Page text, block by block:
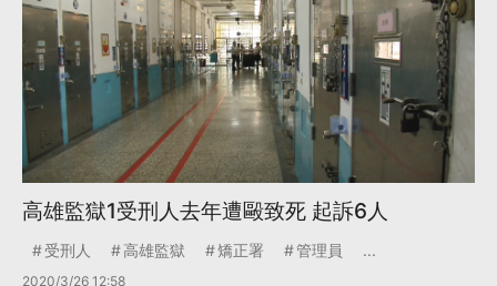
高雄監獄1受刑人去年遭毆致死 起訴6人
受刑人 高雄監獄 矯正署 管理員 ...
2020/3/26 12:58